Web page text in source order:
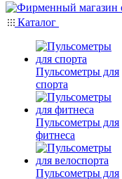
Каталог
Пульсометры для
спорта
Пульсометры для
фитнеса
Пульсометры для